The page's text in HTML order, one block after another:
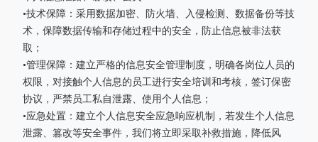
•技术保障：采用数据加密、防火墙、入侵检测、数据备份等技
术，保障数据传输和存储过程中的安全，防止信息被非法获
取；
•管理保障：建立严格的信息安全管理制度，明确各岗位人员的
权限，对接触个人信息的员工进行安全培训和考核，签订保密
协议，严禁员工私自泄露、使用个人信息；
•应急处置：建立个人信息安全应急响应机制，若发生个人信息
泄露、篡改等安全事件，我们将立即采取补救措施，降低风